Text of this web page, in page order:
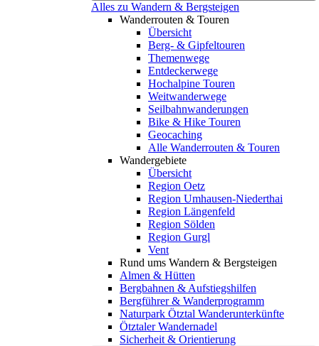
Alles zu Wandern & Bergsteigen
Wanderrouten & Touren
Übersicht
Berg- & Gipfeltouren
Themenwege
Entdeckerwege
Hochalpine Touren
Weitwanderwege
Seilbahnwanderungen
Bike & Hike Touren
Geocaching
Alle Wanderrouten & Touren
Wandergebiete
Übersicht
Region Oetz
Region Umhausen-Niederthai
Region Längenfeld
Region Sölden
Region Gurgl
Vent
Rund ums Wandern & Bergsteigen
Almen & Hütten
Bergbahnen & Aufstiegshilfen
Bergführer & Wanderprogramm
Naturpark Ötztal Wanderunterkünfte
Ötztaler Wandernadel
Sicherheit & Orientierung